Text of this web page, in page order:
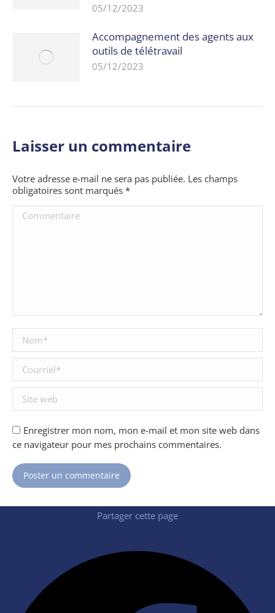
05/12/2023
Accompagnement des agents aux
outils de télétravail
05/12/2023
Laisser un commentaire
Votre adresse e-mail ne sera pas publiée. Les champs
obligatoires sont marqués *
Commentaire
Nom *
Courriel *
Site web
Enregistrer mon nom, mon e-mail et mon site web dans
ce navigateur pour mes prochains commentaires.
Poster un commentaire
Partager cette page